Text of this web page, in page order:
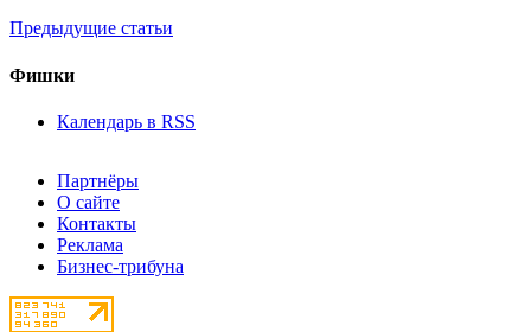
Предыдущие статьи
Фишки
Календарь в RSS
Партнёры
О сайте
Контакты
Реклама
Бизнес-трибуна